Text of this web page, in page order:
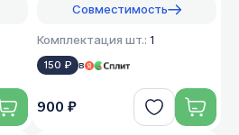
Совместимость
Комплектация шт.: 1
150 ₽ в
900 ₽